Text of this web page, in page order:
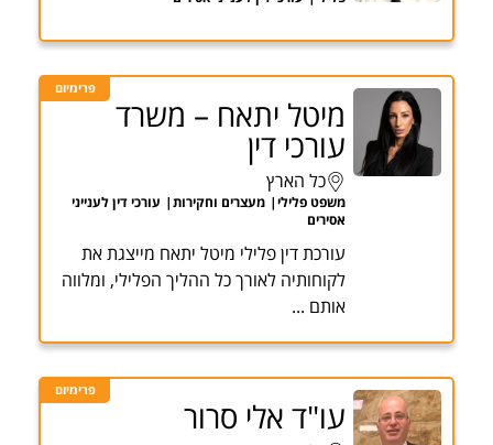
פרימיום
מיטל יתאח – משרד
עורכי דין
כל הארץ
משפט פלילי מעצרים וחקירות
עורכי דין לענייני
אסירים
עורכת דין פלילי מיטל יתאח מייצגת את
לקוחותיה לאורך כל ההליך הפלילי, ומלווה
אותם ...
פרימיום
עו"ד אלי סרור